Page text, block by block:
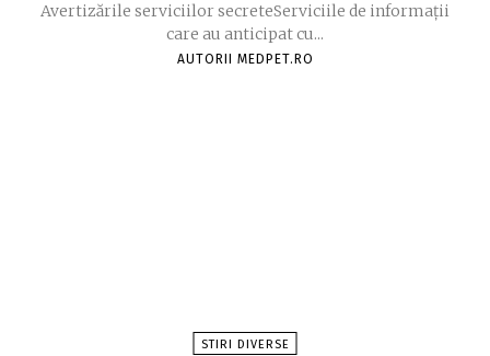
Avertizările serviciilor secreteServiciile de informații
care au anticipat cu...
AUTORII MEDPET.RO
STIRI DIVERSE